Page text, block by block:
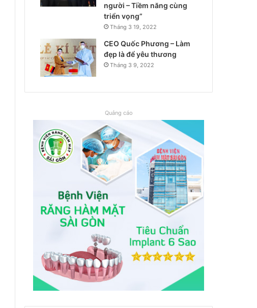
người – Tiềm năng cùng
triển vọng”
Tháng 3 19, 2022
CEO Quốc Phương – Làm
đẹp là để yêu thương
Tháng 3 9, 2022
Quảng cáo